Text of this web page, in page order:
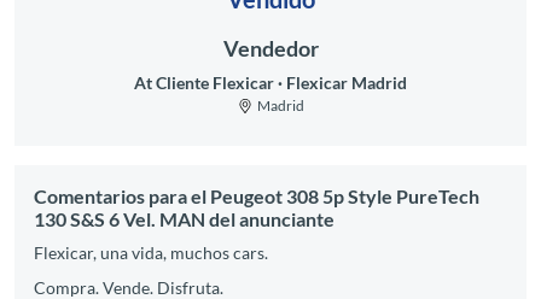
Vendedor
At Cliente Flexicar Flexicar Madrid
Madrid
Comentarios para el Peugeot 308 5p Style PureTech
130 S&S 6 Vel. MAN del anunciante
Flexicar, una vida, muchos cars.
Compra. Vende. Disfruta.